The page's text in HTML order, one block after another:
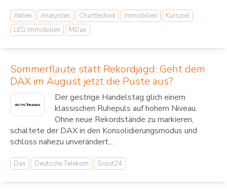
Aktien Analysten Charttechnik Immobilien
Kursziel
LEG Immobilien
MDax
Sommerflaute statt Rekordjagd: Geht dem
DAX im August jetzt die Puste aus?
Der gestrige Handelstag glich einem
klassischen Ruhepuls auf hohem Niveau.
Ohne neue Rekordstände zu markieren,
schaltete der DAX in den Konsolidierungsmodus und
schloss nahezu unverändert...
Dax Deutsche Telekom Scout24